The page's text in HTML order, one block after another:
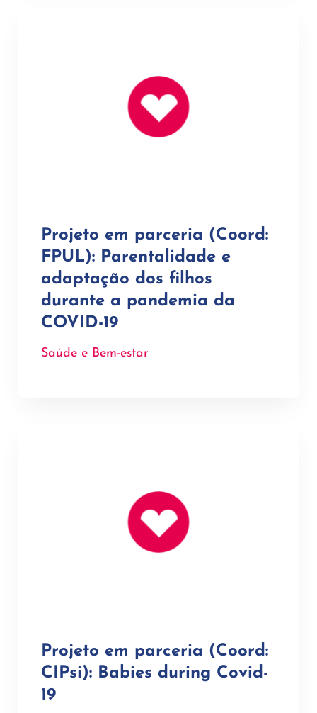
Projeto em parceria (Coord:
FPUL): Parentalidade e
adaptação dos filhos
durante a pandemia da
COVID-19
Saúde e Bem-estar
Projeto em parceria (Coord:
CIPsi): Babies during Covid-
19